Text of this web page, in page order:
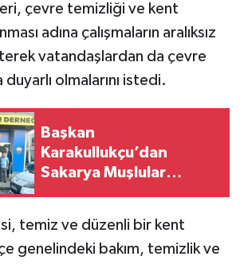
çevre temizliği ve kent
adına çalışmaların aralıksız
vatandaşlardan da çevre
olmalarını istedi.
Başkan
Karakullukçu’dan
Sakarya Muşlular
temiz ve düzenli bir kent
genelindeki bakım, temizlik ve